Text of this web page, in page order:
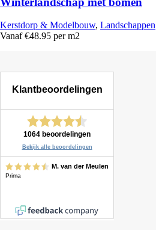
Kerstdorp & Modelbouw, Landschappen
Vanaf €48.95 per m2